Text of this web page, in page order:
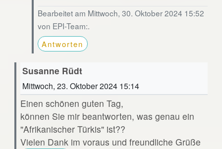
Bearbeitet am Mittwoch, 30. Oktober 2024 15:52
von EPI-Team:.
Antworten
Susanne Rüdt
Mittwoch, 23. Oktober 2024 15:14
Einen schönen guten Tag,
können Sie mir beantworten, was genau ein
"Afrikanischer Türkis" ist??
Vielen Dank im voraus und freundliche Grüße